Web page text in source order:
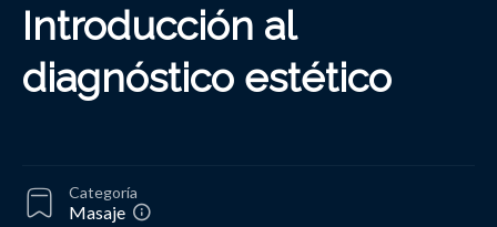
Introducción al
diagnóstico estético
Categoría
Masaje